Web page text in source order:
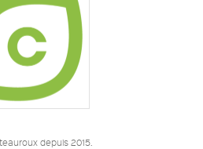
depuis 2015.